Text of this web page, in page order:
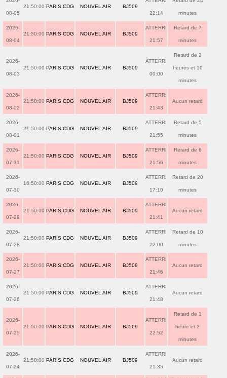
08-05
21:50:00 PARIS CDG NOUVEL AIR BJ509
22:14 minutes
2026-
08-04
21:50:00 PARIS CDG NOUVEL AIR BJ509
ATTERRI
21:57
Retard de 7
minutes
2026-
08-03
21:50:00 PARIS CDG NOUVEL AIR BJ509
ATTERRI
00:00
Retard de 2
heures et 10
minutes
2026-
08-02
21:50:00 PARIS CDG NOUVEL AIR BJ509
ATTERRI
21:43
Aucun retard
2026-
08-01
21:50:00 PARIS CDG NOUVEL AIR BJ509
ATTERRI
21:55
Retard de 5
minutes
2026-
07-31
21:50:00 PARIS CDG NOUVEL AIR BJ509
ATTERRI
21:56
Retard de 6
minutes
2026-
07-30
16:50:00 PARIS CDG NOUVEL AIR BJ509
ATTERRI
17:10
Retard de 20
minutes
2026-
07-29
21:50:00 PARIS CDG NOUVEL AIR BJ509
ATTERRI
21:41
Aucun retard
2026-
07-28
21:50:00 PARIS CDG NOUVEL AIR BJ509
ATTERRI
22:00
Retard de 10
minutes
2026-
07-27
21:50:00 PARIS CDG NOUVEL AIR BJ509
ATTERRI
21:46
Aucun retard
2026-
07-26
21:50:00 PARIS CDG NOUVEL AIR BJ509
ATTERRI
21:48
Aucun retard
2026-
07-25
21:50:00 PARIS CDG NOUVEL AIR BJ509
ATTERRI
22:52
Retard de 1
heure et 2
minutes
2026-
07-24
21:50:00 PARIS CDG NOUVEL AIR BJ509
ATTERRI
21:35
Aucun retard